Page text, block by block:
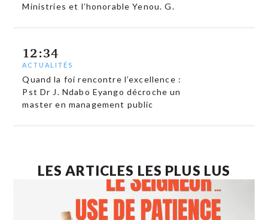
Ministries et l’honorable Yenou. G.
12:34
ACTUALITÉS
Quand la foi rencontre l’excellence :
Pst Dr J. Ndabo Eyango décroche un
master en management public
LES ARTICLES LES PLUS LUS